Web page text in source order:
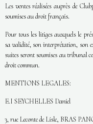
Les ventes réalisées auprès de
soumises au droit français.
Pour tous les litiges auxquels le
sa validité, son interprétation, son
suites seront soumises au tribunal
droit commun.
MENTIONS LEGALES:
E.I SEYCHELLES Daniel
3, rue Leconte de Lisle, BRAS